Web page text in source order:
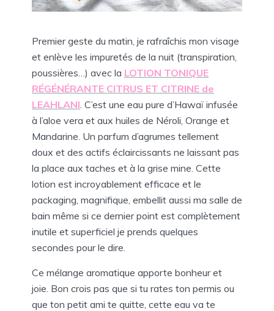
Premier geste du matin, je rafraîchis mon visage
et enlève les impuretés de la nuit (transpiration,
poussières…) avec la LOTION TONIQUE
RÉGÉNÉRANTE CITRUS ET CITRINE de
LEAHLANI . C’est une eau pure d’Hawaï infusée
à l’aloe vera et aux huiles de Néroli, Orange et
Mandarine. Un parfum d’agrumes tellement
doux et des actifs éclaircissants ne laissant pas
la place aux taches et à la grise mine. Cette
lotion est incroyablement efficace et le
packaging, magnifique, embellit aussi ma salle de
bain même si ce dernier point est complètement
inutile et superficiel je prends quelques
secondes pour le dire.
Ce mélange aromatique apporte bonheur et
joie. Bon crois pas que si tu rates ton permis ou
que ton petit ami te quitte, cette eau va te